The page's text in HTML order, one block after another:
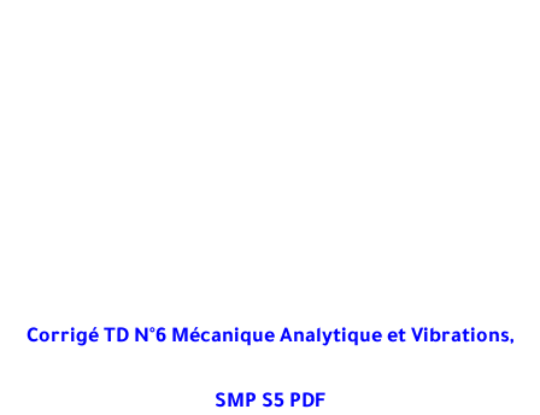
Corrigé TD N°6 Mécanique Analytique et Vibrations,
SMP S5 PDF